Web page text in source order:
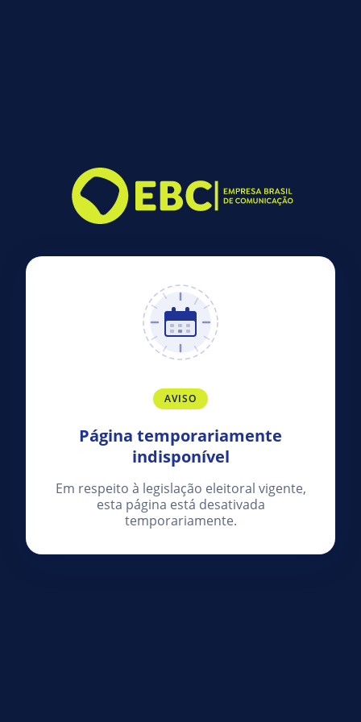
AVISO
Página temporariamente
indisponível
Em respeito à legislação eleitoral vigente,
esta página está desativada
temporariamente.